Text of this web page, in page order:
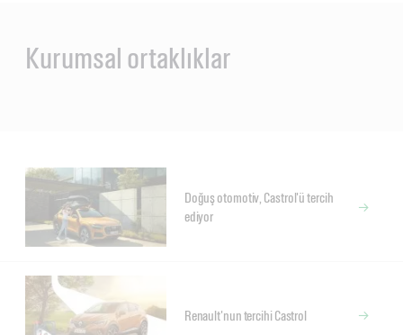
Kurumsal ortaklıklar
Doğuş otomotiv, Castrol'ü tercih
ediyor
Renault'nun tercihi Castrol